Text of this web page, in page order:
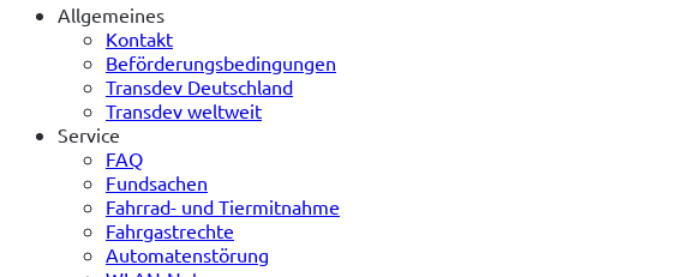
Allgemeines
Kontakt
Beförderungsbedingungen
Transdev Deutschland
Transdev weltweit
Service
FAQ
Fundsachen
Fahrrad- und Tiermitnahme
Fahrgastrechte
Automatenstörung